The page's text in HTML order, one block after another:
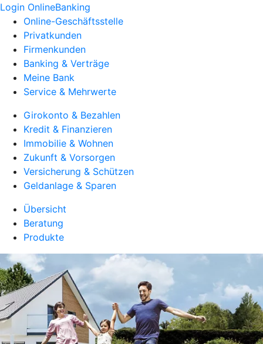
Login OnlineBanking
Online-Geschäftsstelle
Privatkunden
Firmenkunden
Banking & Verträge
Meine Bank
Service & Mehrwerte
Girokonto & Bezahlen
Kredit & Finanzieren
Immobilie & Wohnen
Zukunft & Vorsorgen
Versicherung & Schützen
Geldanlage & Sparen
Übersicht
Beratung
Produkte